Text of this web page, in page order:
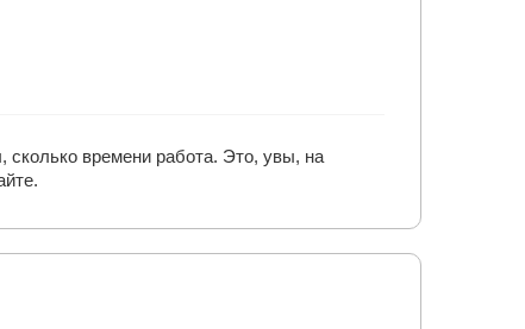
сколько времени работа. Это, увы, на